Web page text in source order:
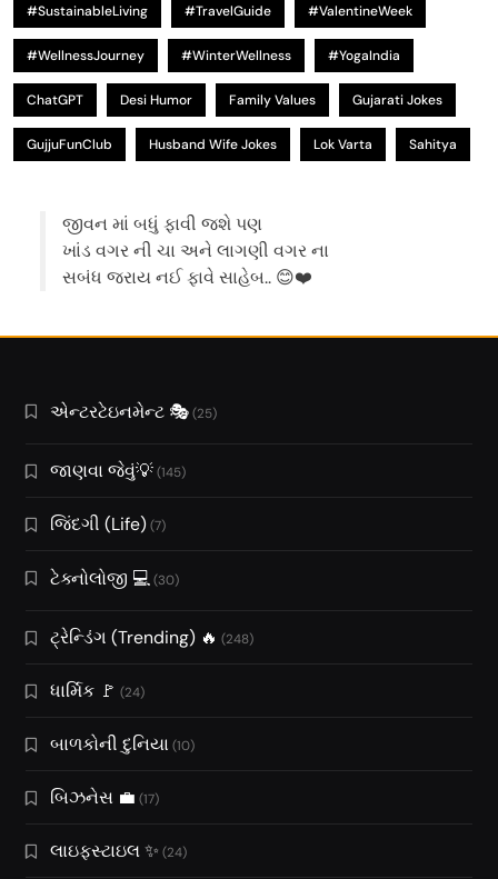
#SustainableLiving #TravelGuide #ValentineWeek
#WellnessJourney #WinterWellness #YogaIndia
ChatGPT Desi Humor Family Values Gujarati Jokes
GujjuFunClub Husband Wife Jokes Lok Varta Sahitya
જીવન માં બધું ફાવી જશે પણ
ખાંડ વગર ની ચા અને લાગણી વગર ના
સબંધ જરાય નઈ ફાવે સાહેબ.. 😊❤️
એન્ટરટેઇનમેન્ટ 🎭(25)
જાણવા જેવું💡(145)
જિંદગી (Life)(7)
ટેક્નોલોજી 💻(30)
ટ્રેન્ડિંગ (Trending) 🔥 (248)
ધાર્મિક 🚩 (24)
બાળકોની દુનિયા(10)
બિઝનેસ 💼 (17)
લાઇફસ્ટાઇલ ✨ (24)